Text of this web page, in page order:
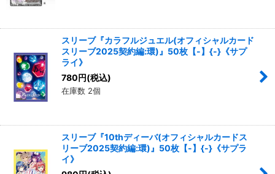
スリーブ『カラフルジュエル(オフィシャルカード
スリーブ2025契約編:環)』50枚【-】{-}《サプ
ライ》
780円(税込)
在庫数 2個
スリーブ『10thディーバ(オフィシャルカードス
リーブ2025契約編:環)』50枚【-】{-}《サプラ
イ》